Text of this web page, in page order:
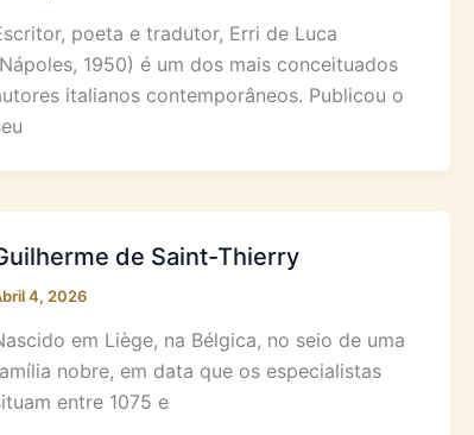
poeta e tradutor, Erri de Luca
1950) é um dos mais conceituados
italianos contemporâneos. Publicou o
de Saint-Thierry
4, 2026
em Liège, na Bélgica, no seio de uma
nobre, em data que os especialistas
entre 1075 e